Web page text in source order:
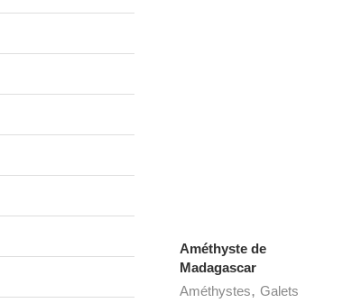
Améthyste de
Madagascar
Améthystes, Galets